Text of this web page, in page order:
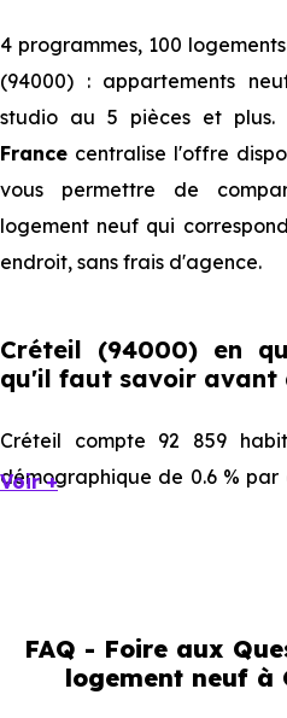
4 programmes, 100
(94000) : appartements
studio au 5 pièces et plus.
France centralise l'offre
vous permettre de
logement neuf qui
endroit, sans frais d'agence.
Créteil (94000) en
qu'il faut savoir avant
Créteil compte 92 859
démographique de 0.6 %
qui renseigne directement
et les typologies de biens les
Voir +
FAQ - Foire aux
logement neuf à